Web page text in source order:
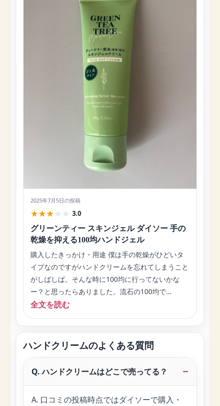
2025年7月5日の投稿
★★★★ ★ 3.0
グリーンティー スキンジェル ダイソー 手の
乾燥を抑える100均ハンドジェル
購入したきっかけ・用途 僕は手の乾燥がひどいタ
イプなのですがハンドクリームを忘れてしまうこと
がしばしば。そんな時に100均に行ってないかな
ー？と思ったらありました。流石の100均で…
全文を読む
ハンドクリームのよくある質問
Q. ハンドクリームはどこで売ってる？
A. 口コミの投稿時点ではダイソーで購入・